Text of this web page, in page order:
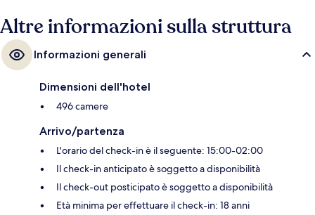
Altre informazioni sulla struttura
Informazioni generali
Dimensioni dell'hotel
496 camere
Arrivo/partenza
L'orario del check-in è il seguente: 15:00-02:00
Il check-in anticipato è soggetto a disponibilità
Il check-out posticipato è soggetto a disponibilità
Età minima per effettuare il check-in: 18 anni